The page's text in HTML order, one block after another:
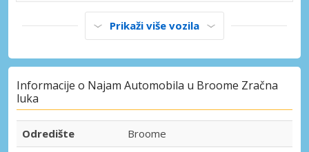
Prikaži više vozila
Informacije o Najam Automobila u Broome Zračna
luka
Odredište
Broome